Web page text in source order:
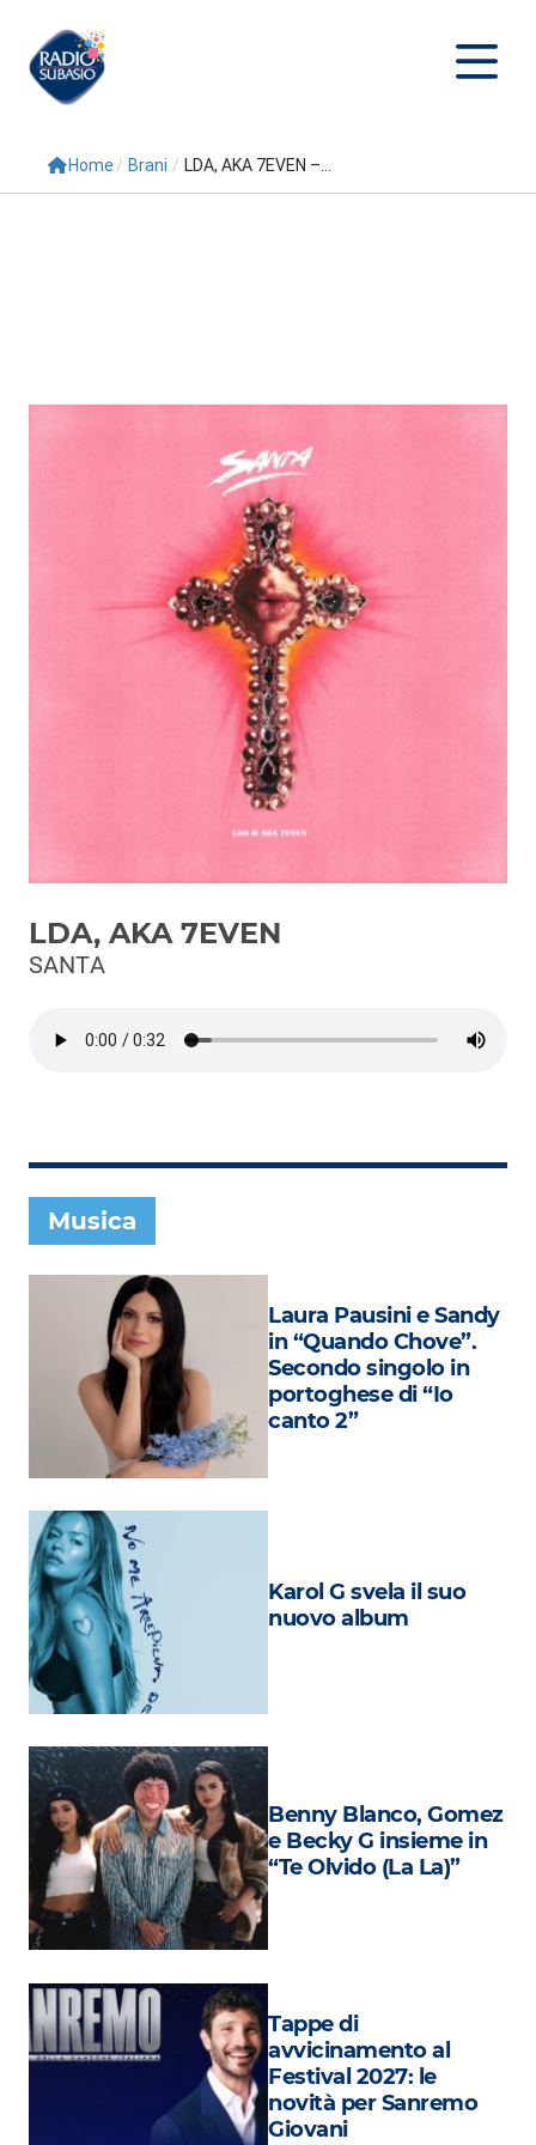
Cerca
Programmi
Interviste
Subasio Playlist
Radio Subasio
Radio Subasio +
Radio Suby
Foto
Speciali
Oroscopo
Radio Subasio Music Club
Sanremo 2026
News
Musica
Cultura
Attualità
Costume
Extra
Eventi
Home / Brani / LDA, AKA 7EVEN –...
LDA, AKA 7EVEN
SANTA
Musica
Laura Pausini e Sandy
in “Quando Chove”.
Secondo singolo in
portoghese di “Io
canto 2”
Karol G svela il suo
nuovo album
Benny Blanco, Gomez
e Becky G insieme in
“Te Olvido (La La)”
Tappe di
avvicinamento al
Festival 2027: le
novità per Sanremo
Giovani